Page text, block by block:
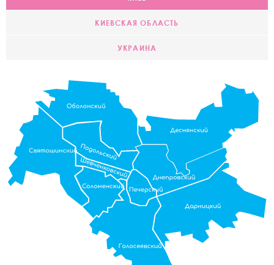
КИЕВСКАЯ ОБЛАСТЬ
УКРАИНА